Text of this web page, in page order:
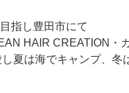
」を目指し豊田市に
HAIR CREATION・
夏は海でキャンプ、冬